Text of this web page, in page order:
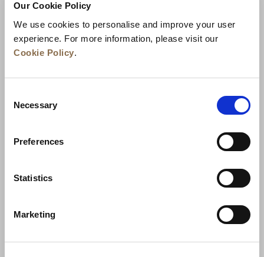
Our Cookie Policy
We use cookies to personalise and improve your user
experience. For more information, please visit our
Cookie Policy.
Selection
Necessary
Preferences
Statistics
Marketing